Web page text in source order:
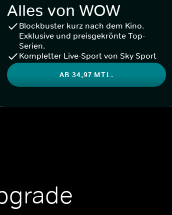
Alles von WOW
Blockbuster kurz nach dem Kino.
Exklusive und preisgekrönte Top-
Serien.
Kompletter Live-Sport von Sky Sport
AB 34,97 MTL.